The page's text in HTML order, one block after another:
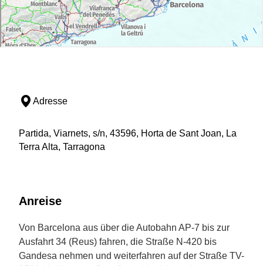
Adresse
Partida, Viarnets, s/n, 43596, Horta de Sant Joan, La
Terra Alta, Tarragona
Anreise
Von Barcelona aus über die Autobahn AP-7 bis zur
Ausfahrt 34 (Reus) fahren, die Straße N-420 bis
Gandesa nehmen und weiterfahren auf der Straße TV-